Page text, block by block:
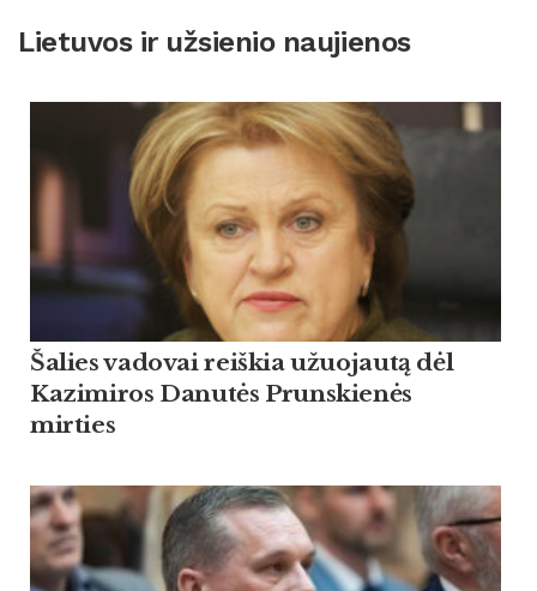
Lietuvos ir užsienio naujienos
Šalies vadovai reiškia užuojautą dėl
Kazimiros Danutės Prunskienės
mirties